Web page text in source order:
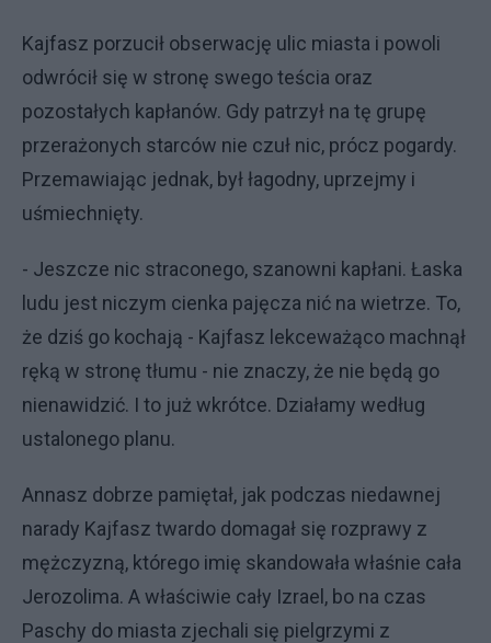
Kajfasz porzucił obserwację ulic miasta i powoli
odwrócił się w stronę swego teścia oraz
pozostałych kapłanów. Gdy patrzył na tę grupę
przerażonych starców nie czuł nic, prócz pogardy.
Przemawiając jednak, był łagodny, uprzejmy i
uśmiechnięty.
- Jeszcze nic straconego, szanowni kapłani. Łaska
ludu jest niczym cienka pajęcza nić na wietrze. To,
że dziś go kochają - Kajfasz lekceważąco machnął
ręką w stronę tłumu - nie znaczy, że nie będą go
nienawidzić. I to już wkrótce. Działamy według
ustalonego planu.
Annasz dobrze pamiętał, jak podczas niedawnej
narady Kajfasz twardo domagał się rozprawy z
mężczyzną, którego imię skandowała właśnie cała
Jerozolima. A właściwie cały Izrael, bo na czas
Paschy do miasta zjechali się pielgrzymi z